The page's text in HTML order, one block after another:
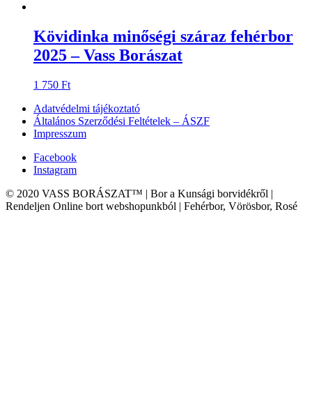
Kövidinka minőségi száraz fehérbor
2025 – Vass Borászat
1 750 Ft
Adatvédelmi tájékoztató
Általános Szerződési Feltételek – ÁSZF
Impresszum
Facebook
Instagram
© 2020 VASS BORÁSZAT™ | Bor a Kunsági borvidékről |
Rendeljen Online bort webshopunkból | Fehérbor, Vörösbor, Rosé